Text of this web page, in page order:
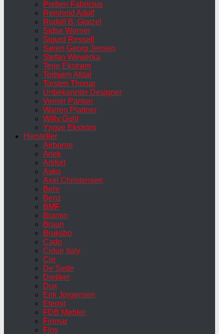
Preben Fabricius
Reinhold Adolf
Rudolf B. Glatzel
Sidse Werner
Sigurd Ressell
Søren Georg Jensen
Stefan Wewerka
Terje Ekstrøm
Torbjørn Afdal
Torsten Thorup
Unbekannter Designer
Verner Panton
Warren Plattner
Willy Guhl
Yngve Ekström
Hersteller
Airborne
Artek
Artifort
Asko
Axel Christensen
Behr
Benz
BMF
Bramin
Braun
Bruksbo
Cado
Cidue Italy
Cor
De Sede
Dietiker
Dux
Erik Jorgensen
Eternit
FDB Møbler
Finmar
Flos